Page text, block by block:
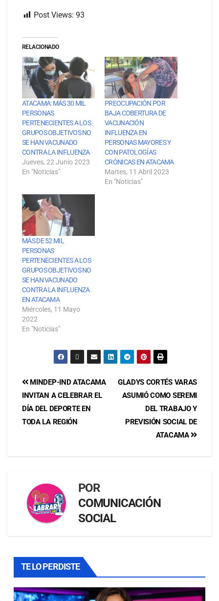
Post Views: 93
RELACIONADO
ATACAMA: MÁS 30 MIL
PERSONAS
PERTENECIENTES A LOS
GRUPOS OBJETIVOS NO
SE HAN VACUNADO
CONTRA LA INFLUENZA
Jueves, 22 Junio 2023
En "Noticias"
PREOCUPACIÓN POR
BAJA COBERTURA DE
VACUNACIÓN
INFLUENZA EN
PERSONAS MAYORES Y
CON PATOLOGÍAS
CRÓNICAS EN ATACAMA
Martes, 11 Abril 2023
En "Noticias"
MÁS DE 52 MIL
PERSONAS
PERTENECIENTES A LOS
GRUPOS OBJETIVOS NO
SE HAN VACUNADO
CONTRA LA INFLUENZA
EN ATACAMA
Miércoles, 11 Mayo
2022
En "Noticias"
GLADYS CORTÉS VARAS
ASUMIÓ COMO SEREMI
DEL TRABAJO Y
PREVISIÓN SOCIAL DE
ATACAMA
MINDEP-IND ATACAMA
INVITAN A CELEBRAR EL
DÍA DEL DEPORTE EN
TODA LA REGIÓN
POR
COMUNICACIÓN
SOCIAL
TE LO PERDISTE